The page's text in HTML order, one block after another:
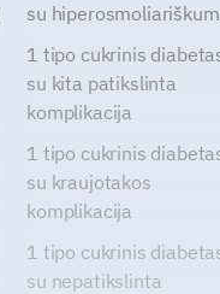
su
1 tipo cukrinis
su kita patikslinta
komplikacija
1 tipo cukrinis
su kraujotakos
komplikacija
1 tipo cukrinis
su nepatikslinta